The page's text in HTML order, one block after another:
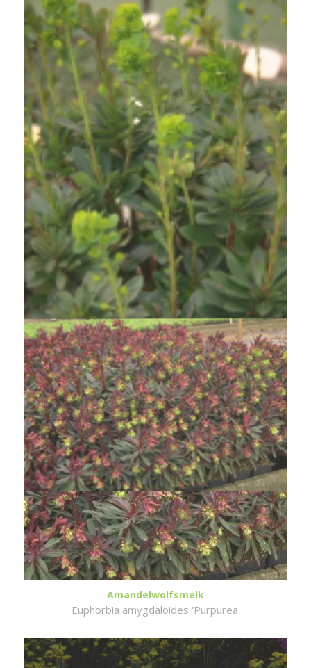
Amandelwolfsmelk
Euphorbia amygdaloides var. robbiae
Amandelwolfsmelk
Euphorbia amygdaloides 'Purpurea'